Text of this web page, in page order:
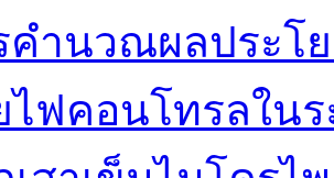
คำนวณผลประโ
ไฟคอนโทรลในร